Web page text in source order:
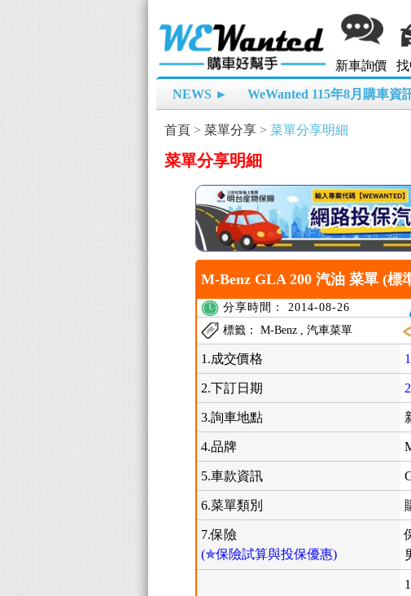
新車詢價
NEWS ► WeWanted 115年8月購車資
首頁 > 菜單分享 > 菜單分享明細
菜單分享明細
M-Benz GLA 200 汽油 菜單 (標
分享時間： 2014-08-26
標籤： M-Benz , 汽車菜單
1.成交價格
2.下訂日期
3.詢車地點
4.品牌
5.車款資訊
6.菜單類別
7.保險
(✯保險試算與投保優惠)